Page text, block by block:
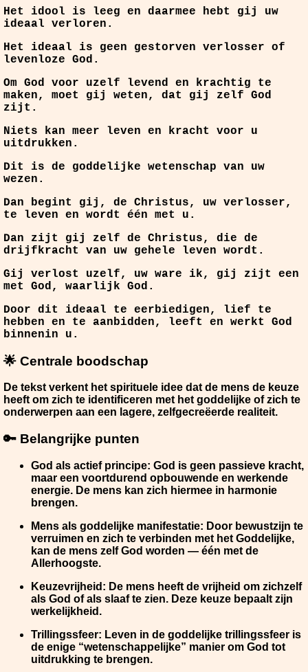
Het idool is leeg en daarmee hebt gij uw
ideaal verloren.
Het ideaal is geen gestorven verlosser of
levenloze God.
Om God voor uzelf levend en krachtig te
maken, moet gij weten, dat gij zelf God
zijt.
Niets kan meer leven en kracht voor u
uitdrukken.
Dit is de goddelijke wetenschap van uw
wezen.
Dan begint gij, de Christus, uw verlosser,
te leven en wordt één met u.
Dan zijt gij zelf de Christus, die de
drijfkracht van uw gehele leven wordt.
Gij verlost uzelf, uw ware ik, gij zijt een
met God, waarlijk God.
Door dit ideaal te eerbiedigen, lief te
hebben en te aanbidden, leeft en werkt God
binnenin u.
🌟 Centrale boodschap
De tekst verkent het spirituele idee dat de mens de keuze
heeft om zich te identificeren met het goddelijke of zich te
onderwerpen aan een lagere, zelfgecreëerde realiteit.
🔑 Belangrijke punten
God als actief principe: God is geen passieve kracht,
maar een voortdurend opbouwende en werkende
energie. De mens kan zich hiermee in harmonie
brengen.
Mens als goddelijke manifestatie: Door bewustzijn te
verruimen en zich te verbinden met het Goddelijke,
kan de mens zelf God worden — één met de
Allerhoogste.
Keuzevrijheid : De mens heeft de vrijheid om zichzelf
als God of als slaaf te zien. Deze keuze bepaalt zijn
werkelijkheid.
Trillingssfeer: Leven in de goddelijke trillingssfeer is
de enige “wetenschappelijke” manier om God tot
uitdrukking te brengen.